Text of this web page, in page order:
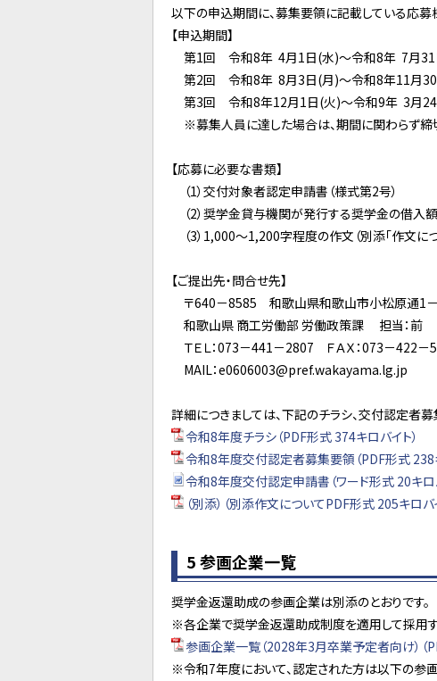
以下の申込期間に、募集要領に記載している応募
【申込期間】
第1回 令和8年 4月1日(水)～令和8年 7月31
第2回 令和8年 8月3日(月)～令和8年11月
第3回 令和8年12月1日(火)～令和9年 3月
※募集人員に達した場合は、期間に関わらず締
【応募に必要な書類】
（1）交付対象者認定申請書（様式第2号）
（2）奨学金貸与機関が発行する奨学金の借入
（3）1,000～1,200字程度の作文（別添「作文につ
【ご提出先・問合せ先】
〒640－8585 和歌山県和歌山市小松原通1
和歌山県 商工労働部 労働政策課 担当：前
ＴＥＬ：073－441－2807 ＦＡＸ：073－422－
MAIL：e0606003@pref.wakayama.lg.jp
詳細につきましては、下記のチラシ、交付認定者募
令和8年度チラシ（PDF形式 374キロバイト）
令和8年度交付認定者募集要領（PDF形式 238
令和8年度交付認定申請書（ワード形式 20キロ
（別添）（別添作文についてPDF形式 205キロバ
5 参画企業一覧
奨学金返還助成の参画企業は別添のとおりです。
※各企業で奨学金返還助成制度を適用して採用す
参画企業一覧（2028年3月卒業予定者向け）（
※令和7年度において、認定された方は以下の参